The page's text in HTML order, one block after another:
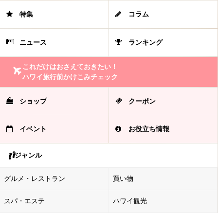
特集 コラム
ニュース ランキング
これだけはおさえておきたい！
ハワイ旅行前かけこみチェック
ショップ クーポン
イベント お役立ち情報
ジャンル
グルメ・レストラン 買い物
スパ・エステ ハワイ観光